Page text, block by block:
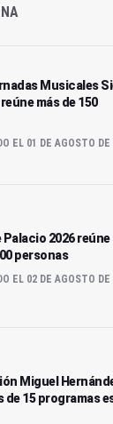
Musicales
más de 150
EL 01 DE AGOSTO
Palacio 2026 reúne
personas
EL 02 DE AGOSTO
Miguel
de 15 programas